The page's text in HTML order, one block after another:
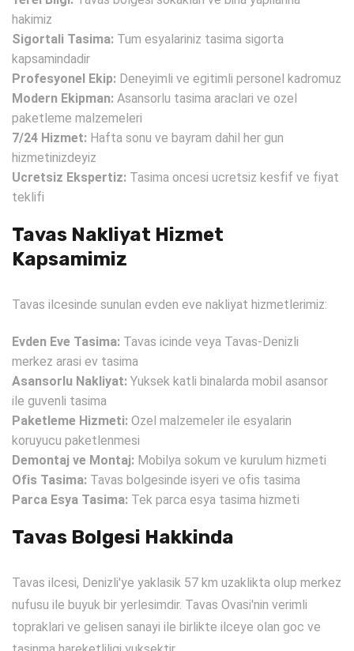
hakimiz
Sigortali Tasima: Tum esyalariniz tasima sigorta
kapsamindadir
Profesyonel Ekip: Deneyimli ve egitimli personel kadromuz
Modern Ekipman: Asansorlu tasima araclari ve ozel
paketleme malzemeleri
7/24 Hizmet: Hafta sonu ve bayram dahil her gun
hizmetinizdeyiz
Ucretsiz Ekspertiz: Tasima oncesi ucretsiz kesfif ve fiyat
teklifi
Tavas Nakliyat Hizmet
Kapsamimiz
Tavas ilcesinde sunulan evden eve nakliyat hizmetlerimiz:
Evden Eve Tasima: Tavas icinde veya Tavas-Denizli
merkez arasi ev tasima
Asansorlu Nakliyat: Yuksek katli binalarda mobil asansor
ile guvenli tasima
Paketleme Hizmeti: Ozel malzemeler ile esyalarin
koruyucu paketlenmesi
Demontaj ve Montaj: Mobilya sokum ve kurulum hizmeti
Ofis Tasima: Tavas bolgesinde isyeri ve ofis tasima
Parca Esya Tasima: Tek parca esya tasima hizmeti
Tavas Bolgesi Hakkinda
Tavas ilcesi, Denizli'ye yaklasik 57 km uzaklikta olup merkez
nufusu ile buyuk bir yerlesimdir. Tavas Ovasi'nin verimli
topraklari ve gelisen sanayi ile birlikte ilceye olan goc ve